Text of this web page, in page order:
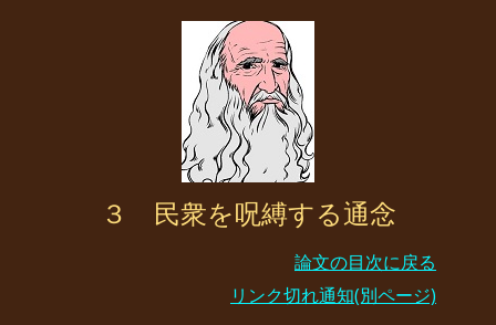
３ 民衆を呪縛する通念
論文の目次に戻る
リンク切れ通知(別ページ)